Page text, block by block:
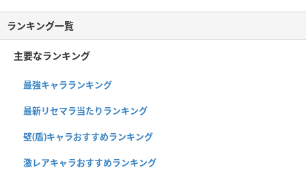
ランキング一覧
主要なランキング
最強キャラランキング
最新リセマラ当たりランキング
壁(盾)キャラおすすめランキング
激レアキャラおすすめランキング